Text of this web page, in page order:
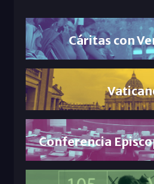
Cáritas con
Conferencia